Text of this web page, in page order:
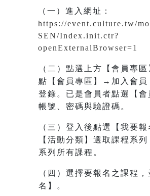
（一）進入網址 ：
https://event.culture.tw/
SEN/Index.init.ctr?
openExternalBrowser=1
（二）點選上方【會員專
點【會員專區】→加入會員
登錄。已是會員者點選【
帳號、密碼與驗證碼。
（三）登入後點選【我要
【活動分類】選取課程系
系列所有課程。
（四）選擇要報名之課程
名】。